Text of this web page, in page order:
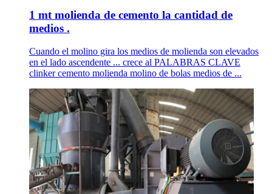
1 mt molienda de cemento la cantidad de
medios .
Cuando el molino gira los medios de molienda son elevados
en el lado ascendente ... crece al PALABRAS CLAVE
clinker cemento molienda molino de bolas medios de ...